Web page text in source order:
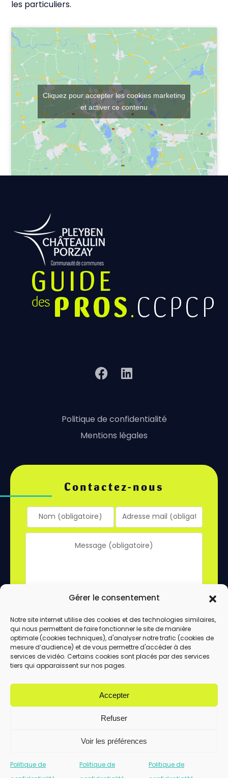
Gérer le consentement
Notre site internet utilise des cookies et des technologies similaires,
qui nous permettent de faire fonctionner le site de manière
optimale (cookies techniques), d'analyser notre trafic (cookies de
mesure d’audience) et de vous permettre d'accéder à des
services de vidéo. Certains cookies sont placés par des services
tiers qui apparaissent sur nos pages.
Accepter
Refuser
Voir les préférences
Politique de Politique de Politique de
les particuliers.
Cliquez pour accepter les cookies marketing
et activer ce contenu
Politique de confidentialité
Mentions légales
Contactez-nous
En utilisant ce formulaire, vous acceptez le
stockage et le traitement de vos données
par ce site.